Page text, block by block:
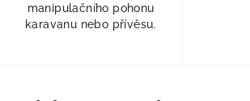
manipulačního pohonu
karavanu nebo přívěsu.